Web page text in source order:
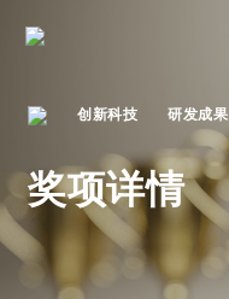
创新科技 研发成果
奖项详情